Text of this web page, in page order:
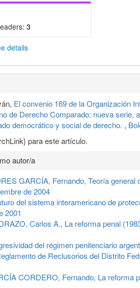
3
details
El convenio 169 de la Organización
de Derecho Comparado: nueva serie,
democrático y social de derecho. ,
para este artículo.
autor/a
GARCÍA, Fernando, Teoría general
de 2004
del sistema interamericano de
2001
Carlos A., La reforma penal
del régimen penitenciario
de Reclusorios del Distrito
CORDERO, Fernando, La reforma